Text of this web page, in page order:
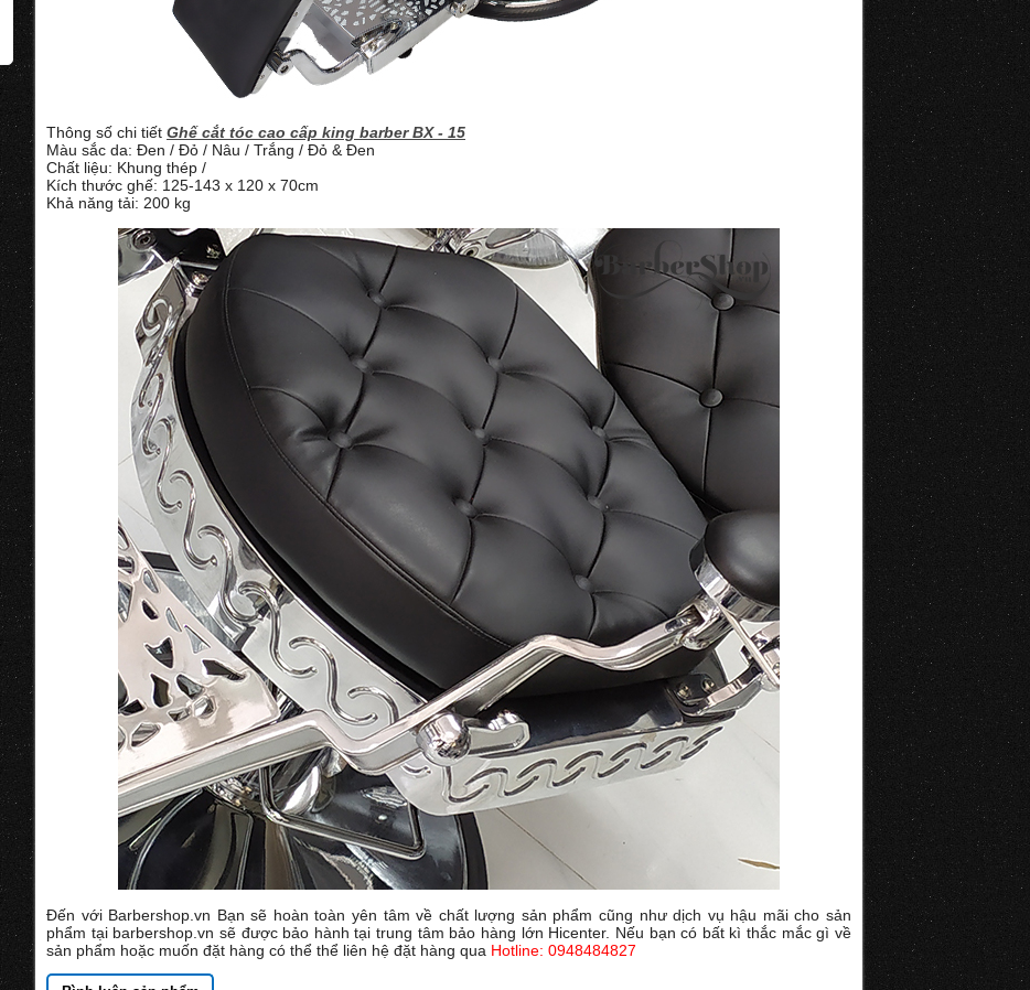
Thông số chi tiết Ghế cắt tóc cao cấp king barber BX - 15
Màu sắc da: Đen / Đỏ / Nâu / Trắng / Đỏ & Đen
Chất liệu: Khung thép /
Kích thước ghế: 125-143 x 120 x 70cm
Khả năng tải: 200 kg
Đến với Barbershop.vn Bạn sẽ hoàn toàn yên tâm về chất lượng sản phẩm cũng như dịch vụ hậu mãi cho sản
phẩm tại barbershop.vn sẽ được bảo hành tại trung tâm bảo hàng lớn Hicenter. Nếu bạn có bất kì thắc mắc gì về
sản phẩm hoặc muốn đặt hàng có thể thể liên hệ đặt hàng qua Hotline: 0948484827